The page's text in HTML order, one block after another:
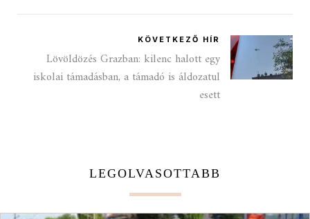
KÖVETKEZŐ HÍR
Lövöldözés Grazban: kilenc halott egy
iskolai támadásban, a támadó is áldozatul
esett
LEGOLVASOTTABB